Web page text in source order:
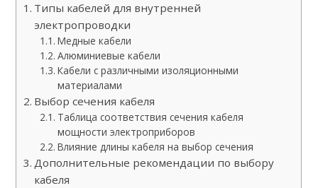
Типы кабелей для внутренней
электропроводки
Медные кабели
Алюминиевые кабели
Кабели с различными изоляционными
материалами
Выбор сечения кабеля
Таблица соответствия сечения кабеля
мощности электроприборов
Влияние длины кабеля на выбор сечения
Дополнительные рекомендации по выбору
кабеля